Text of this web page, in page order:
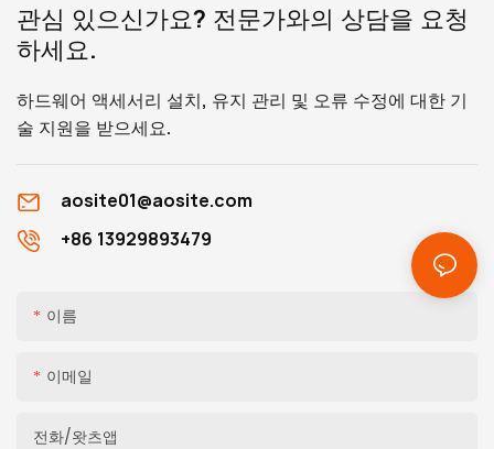
관심 있으신가요? 전문가와의 상담을 요청
하세요.
하드웨어 액세서리 설치, 유지 관리 및 오류 수정에 대한 기
술 지원을 받으세요.
aosite01@aosite.com
+86 13929893479
이름
이메일
전화/왓츠앱